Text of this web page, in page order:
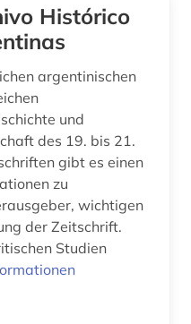
Histórico
argentinischen
und
des 19. bis 21.
zu
wichtigen
der Zeitschrift.
Studien